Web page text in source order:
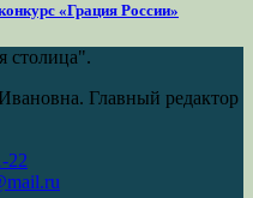
«Грация России»
столица".
Главный редактор
22